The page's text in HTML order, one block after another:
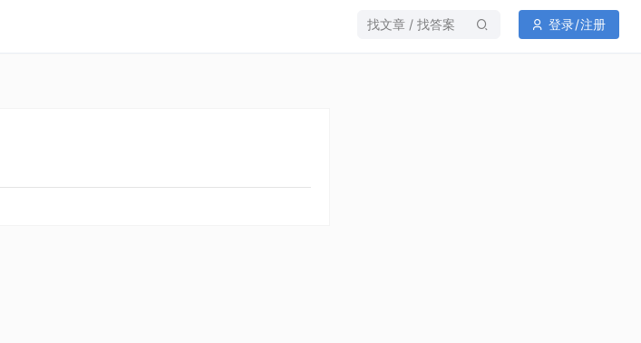
登录/注册
找文章 / 找答案